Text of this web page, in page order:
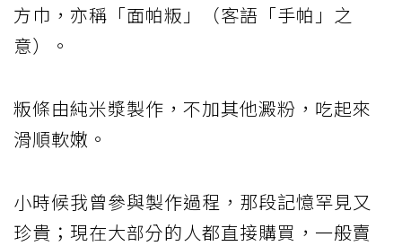
方巾，亦稱「面帕粄」（客語「手帕」之
意）。
粄條由純米漿製作，不加其他澱粉，吃起來
滑順軟嫩。
小時候我曾參與製作過程，那段記憶罕見又
珍貴；現在大部分的人都直接購買，一般賣